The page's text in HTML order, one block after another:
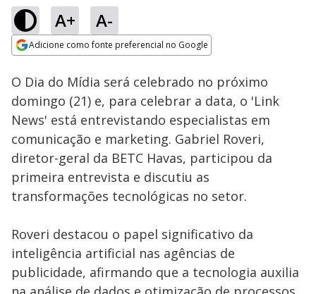
A+ A-
Adicione como fonte preferencial no Google
Ativar
Loaded:
5.98%
O Dia do Mídia será celebrado no próximo
domingo (21) e, para celebrar a data, o 'Link
News' está entrevistando especialistas em
comunicação e marketing. Gabriel Roveri,
diretor-geral da BETC Havas, participou da
primeira entrevista e discutiu as
transformações tecnológicas no setor.
Roveri destacou o papel significativo da
inteligência artificial nas agências de
publicidade, afirmando que a tecnologia auxilia